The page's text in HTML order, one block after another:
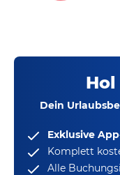
Dein
Exklusive
Komplett
Alle